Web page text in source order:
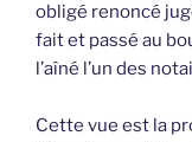
obligé renoncé
fait et passé au
l’aîné l’un des
Cette vue est la